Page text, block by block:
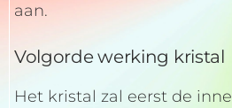
aan.
Volgorde werking kristal
Het kristal zal eerst de